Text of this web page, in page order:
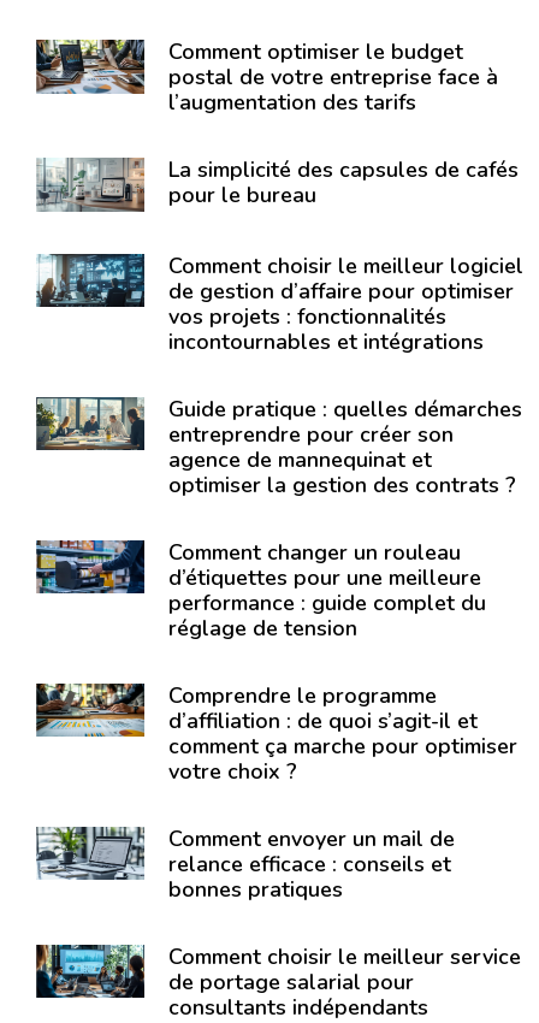
Comment optimiser le budget
postal de votre entreprise face à
l’augmentation des tarifs
La simplicité des capsules de cafés
pour le bureau
Comment choisir le meilleur logiciel
de gestion d’affaire pour optimiser
vos projets : fonctionnalités
incontournables et intégrations
Guide pratique : quelles démarches
entreprendre pour créer son
agence de mannequinat et
optimiser la gestion des contrats ?
Comment changer un rouleau
d’étiquettes pour une meilleure
performance : guide complet du
réglage de tension
Comprendre le programme
d’affiliation : de quoi s’agit-il et
comment ça marche pour optimiser
votre choix ?
Comment envoyer un mail de
relance efficace : conseils et
bonnes pratiques
Comment choisir le meilleur service
de portage salarial pour
consultants indépendants